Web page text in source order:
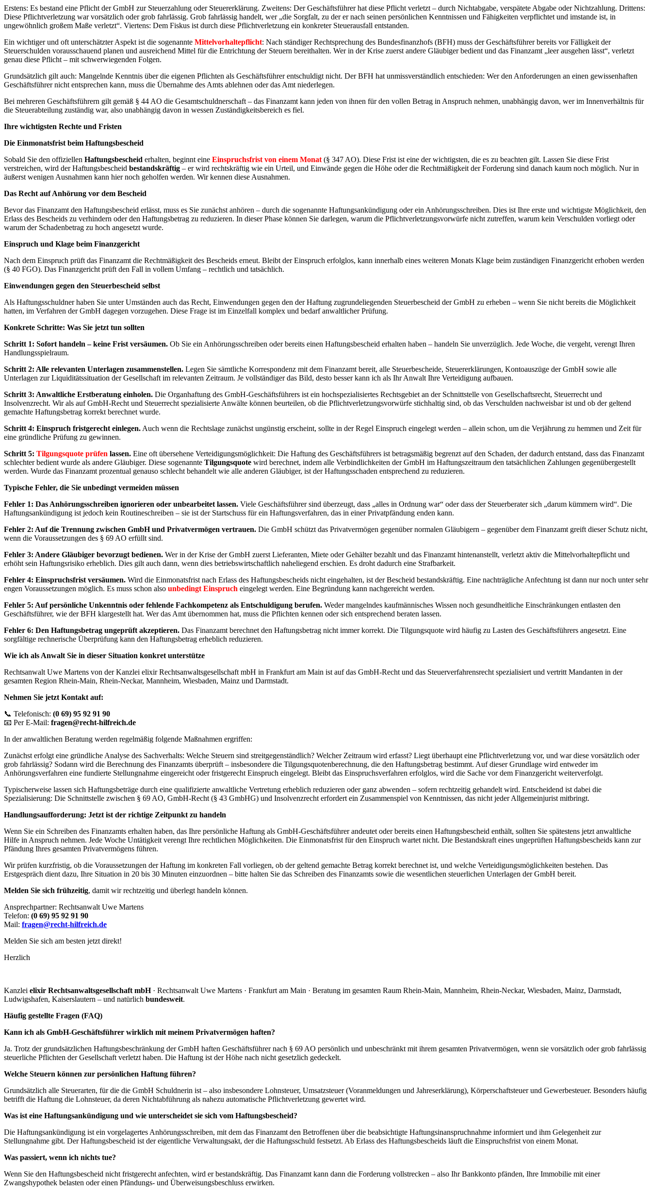
Erstens: Es bestand eine Pflicht der GmbH zur Steuerzahlung oder Steuererklärung. Zweitens: Der Geschäftsführer hat diese Pflicht verletzt – durch Nichtabgabe, verspätete Abgabe oder Nichtzahlung. Drittens:
Diese Pflichtverletzung war vorsätzlich oder grob fahrlässig. Grob fahrlässig handelt, wer „die Sorgfalt, zu der er nach seinen persönlichen Kenntnissen und Fähigkeiten verpflichtet und imstande ist, in
ungewöhnlich großem Maße verletzt“. Viertens: Dem Fiskus ist durch diese Pflichtverletzung ein konkreter Steuerausfall entstanden.
Ein wichtiger und oft unterschätzter Aspekt ist die sogenannte Mittelvorhaltepflicht: Nach ständiger Rechtsprechung des Bundesfinanzhofs (BFH) muss der Geschäftsführer bereits vor Fälligkeit der
Steuerschulden vorausschauend planen und ausreichend Mittel für die Entrichtung der Steuern bereithalten. Wer in der Krise zuerst andere Gläubiger bedient und das Finanzamt „leer ausgehen lässt“, verletzt
genau diese Pflicht – mit schwerwiegenden Folgen.
Grundsätzlich gilt auch: Mangelnde Kenntnis über die eigenen Pflichten als Geschäftsführer entschuldigt nicht. Der BFH hat unmissverständlich entschieden: Wer den Anforderungen an einen gewissenhaften
Geschäftsführer nicht entsprechen kann, muss die Übernahme des Amts ablehnen oder das Amt niederlegen.
Bei mehreren Geschäftsführern gilt gemäß § 44 AO die Gesamtschuldnerschaft – das Finanzamt kann jeden von ihnen für den vollen Betrag in Anspruch nehmen, unabhängig davon, wer im Innenverhältnis für
die Steuerabteilung zuständig war, also unabhängig davon in wessen Zuständigkeitsbereich es fiel.
Ihre wichtigsten Rechte und Fristen
Die Einmonatsfrist beim Haftungsbescheid
Sobald Sie den offiziellen Haftungsbescheid erhalten, beginnt eine Einspruchsfrist von einem Monat(§ 347 AO). Diese Frist ist eine der wichtigsten, die es zu beachten gilt. Lassen Sie diese Frist
verstreichen, wird der Haftungsbescheid bestandskräftig – er wird rechtskräftig wie ein Urteil, und Einwände gegen die Höhe oder die Rechtmäßigkeit der Forderung sind danach kaum noch möglich. Nur in
äußerst wenigen Ausnahmen kann hier noch geholfen werden. Wir kennen diese Ausnahmen.
Das Recht auf Anhörung vor dem Bescheid
Bevor das Finanzamt den Haftungsbescheid erlässt, muss es Sie zunächst anhören – durch die sogenannte Haftungsankündigung oder ein Anhörungsschreiben. Dies ist Ihre erste und wichtigste Möglichkeit, den
Erlass des Bescheids zu verhindern oder den Haftungsbetrag zu reduzieren. In dieser Phase können Sie darlegen, warum die Pflichtverletzungsvorwürfe nicht zutreffen, warum kein Verschulden vorliegt oder
warum der Schadenbetrag zu hoch angesetzt wurde.
Einspruch und Klage beim Finanzgericht
Nach dem Einspruch prüft das Finanzamt die Rechtmäßigkeit des Bescheids erneut. Bleibt der Einspruch erfolglos, kann innerhalb eines weiteren Monats Klage beim zuständigen Finanzgericht erhoben werden
(§ 40 FGO). Das Finanzgericht prüft den Fall in vollem Umfang – rechtlich und tatsächlich.
Einwendungen gegen den Steuerbescheid selbst
Als Haftungsschuldner haben Sie unter Umständen auch das Recht, Einwendungen gegen den der Haftung zugrundeliegenden Steuerbescheid der GmbH zu erheben – wenn Sie nicht bereits die Möglichkeit
hatten, im Verfahren der GmbH dagegen vorzugehen. Diese Frage ist im Einzelfall komplex und bedarf anwaltlicher Prüfung.
Konkrete Schritte: Was Sie jetzt tun sollten
Schritt 1: Sofort handeln – keine Frist versäumen. Ob Sie ein Anhörungsschreiben oder bereits einen Haftungsbescheid erhalten haben – handeln Sie unverzüglich. Jede Woche, die vergeht, verengt Ihren
Handlungsspielraum.
Schritt 2: Alle relevanten Unterlagen zusammenstellen. Legen Sie sämtliche Korrespondenz mit dem Finanzamt bereit, alle Steuerbescheide, Steuererklärungen, Kontoauszüge der GmbH sowie alle
Unterlagen zur Liquiditätssituation der Gesellschaft im relevanten Zeitraum. Je vollständiger das Bild, desto besser kann ich als Ihr Anwalt Ihre Verteidigung aufbauen.
Schritt 3: Anwaltliche Erstberatung einholen. Die Organhaftung des GmbH-Geschäftsführers ist ein hochspezialisiertes Rechtsgebiet an der Schnittstelle von Gesellschaftsrecht, Steuerrecht und
Insolvenzrecht. Wir als auf GmbH-Recht und Steuerrecht spezialisierte Anwälte können beurteilen, ob die Pflichtverletzungsvorwürfe stichhaltig sind, ob das Verschulden nachweisbar ist und ob der geltend
gemachte Haftungsbetrag korrekt berechnet wurde.
Schritt 4: Einspruch fristgerecht einlegen.Auch wenn die Rechtslage zunächst ungünstig erscheint, sollte in der Regel Einspruch eingelegt werden – allein schon, um die Verjährung zu hemmen und Zeit für
eine gründliche Prüfung zu gewinnen.
Schritt 5: Tilgungsquote prüfen lassen. Eine oft übersehene Verteidigungsmöglichkeit: Die Haftung des Geschäftsführers ist betragsmäßig begrenzt auf den Schaden, der dadurch entstand, dass das Finanzamt
schlechter bedient wurde als andere Gläubiger. Diese sogenannte Tilgungsquote wird berechnet, indem alle Verbindlichkeiten der GmbH im Haftungszeitraum den tatsächlichen Zahlungen gegenübergestellt
werden. Wurde das Finanzamt prozentual genauso schlecht behandelt wie alle anderen Gläubiger, ist der Haftungsschaden entsprechend zu reduzieren.
Typische Fehler, die Sie unbedingt vermeiden müssen
Fehler 1: Das Anhörungsschreiben ignorieren oder unbearbeitet lassen. Viele Geschäftsführer sind überzeugt, dass „alles in Ordnung war“ oder dass der Steuerberater sich „darum kümmern wird“. Die
Haftungsankündigung ist jedoch kein Routineschreiben – sie ist der Startschuss für ein Haftungsverfahren, das in einer Privatpfändung enden kann.
Fehler 2: Auf die Trennung zwischen GmbH und Privatvermögen vertrauen. Die GmbH schützt das Privatvermögen gegenüber normalen Gläubigern – gegenüber dem Finanzamt greift dieser Schutz nicht,
wenn die Voraussetzungen des § 69 AO erfüllt sind.
Fehler 3: Andere Gläubiger bevorzugt bedienen. Wer in der Krise der GmbH zuerst Lieferanten, Miete oder Gehälter bezahlt und das Finanzamt hintenanstellt, verletzt aktiv die Mittelvorhaltepflicht und
erhöht sein Haftungsrisiko erheblich. Dies gilt auch dann, wenn dies betriebswirtschaftlich naheliegend erschien. Es droht dadurch eine Strafbarkeit.
Fehler 4: Einspruchsfrist versäumen. Wird die Einmonatsfrist nach Erlass des Haftungsbescheids nicht eingehalten, ist der Bescheid bestandskräftig. Eine nachträgliche Anfechtung ist dann nur noch unter sehr
engen Voraussetzungen möglich. Es muss schon also unbedingt Einspruch eingelegt werden. Eine Begründung kann nachgereicht werden.
Fehler 5: Auf persönliche Unkenntnis oder fehlende Fachkompetenz als Entschuldigung berufen. Weder mangelndes kaufmännisches Wissen noch gesundheitliche Einschränkungen entlasten den
Geschäftsführer, wie der BFH klargestellt hat. Wer das Amt übernommen hat, muss die Pflichten kennen oder sich entsprechend beraten lassen.
Fehler 6: Den Haftungsbetrag ungeprüft akzeptieren. Das Finanzamt berechnet den Haftungsbetrag nicht immer korrekt. Die Tilgungsquote wird häufig zu Lasten des Geschäftsführers angesetzt. Eine
sorgfältige rechnerische Überprüfung kann den Haftungsbetrag erheblich reduzieren.
Wie ich als Anwalt Sie in dieser Situation konkret unterstütze
Rechtsanwalt Uwe Martens von der Kanzlei elixir Rechtsanwaltsgesellschaft mbH in Frankfurt am Main ist auf das GmbH-Recht und das Steuerverfahrensrecht spezialisiert und vertritt Mandanten in der
gesamten Region Rhein-Main, Rhein-Neckar, Mannheim, Wiesbaden, Mainz und Darmstadt.
Nehmen Sie jetzt Kontakt auf:
📞 Telefonisch: (0 69) 95 92 91 90
📧 Per E-Mail: fragen@recht-hilfreich.de
In der anwaltlichen Beratung werden regelmäßig folgende Maßnahmen ergriffen:
Zunächst erfolgt eine gründliche Analyse des Sachverhalts: Welche Steuern sind streitgegenständlich? Welcher Zeitraum wird erfasst? Liegt überhaupt eine Pflichtverletzung vor, und war diese vorsätzlich oder
grob fahrlässig? Sodann wird die Berechnung des Finanzamts überprüft – insbesondere die Tilgungsquotenberechnung, die den Haftungsbetrag bestimmt. Auf dieser Grundlage wird entweder im
Anhörungsverfahren eine fundierte Stellungnahme eingereicht oder fristgerecht Einspruch eingelegt. Bleibt das Einspruchsverfahren erfolglos, wird die Sache vor dem Finanzgericht weiterverfolgt.
Typischerweise lassen sich Haftungsbeträge durch eine qualifizierte anwaltliche Vertretung erheblich reduzieren oder ganz abwenden – sofern rechtzeitig gehandelt wird. Entscheidend ist dabei die
Spezialisierung: Die Schnittstelle zwischen § 69 AO, GmbH-Recht (§ 43 GmbHG) und Insolvenzrecht erfordert ein Zusammenspiel von Kenntnissen, das nicht jeder Allgemeinjurist mitbringt.
Handlungsaufforderung: Jetzt ist der richtige Zeitpunkt zu handeln
Wenn Sie ein Schreiben des Finanzamts erhalten haben, das Ihre persönliche Haftung als GmbH-Geschäftsführer andeutet oder bereits einen Haftungsbescheid enthält, sollten Sie spätestens jetzt anwaltliche
Hilfe in Anspruch nehmen. Jede Woche Untätigkeit verengt Ihre rechtlichen Möglichkeiten. Die Einmonatsfrist für den Einspruch wartet nicht. Die Bestandskraft eines ungeprüften Haftungsbescheids kann zur
Pfändung Ihres gesamten Privatvermögens führen.
Wir prüfen kurzfristig, ob die Voraussetzungen der Haftung im konkreten Fall vorliegen, ob der geltend gemachte Betrag korrekt berechnet ist, und welche Verteidigungsmöglichkeiten bestehen. Das
Erstgespräch dient dazu, Ihre Situation in 20 bis 30 Minuten einzuordnen – bitte halten Sie das Schreiben des Finanzamts sowie die wesentlichen steuerlichen Unterlagen der GmbH bereit.
Melden Sie sich frühzeitig, damit wir rechtzeitig und überlegt handeln können.
Ansprechpartner: Rechtsanwalt Uwe Martens
Telefon: (0 69) 95 92 91 90
Mail: fragen@recht-hilfreich.de
Melden Sie sich am besten jetzt direkt!
Herzlich
Kanzlei elixir Rechtsanwaltsgesellschaft mbH· Rechtsanwalt Uwe Martens · Frankfurt am Main · Beratung im gesamten Raum Rhein-Main, Mannheim, Rhein-Neckar, Wiesbaden, Mainz, Darmstadt,
Ludwigshafen, Kaiserslautern – und natürlich bundesweit.
Häufig gestellte Fragen (FAQ)
Kann ich als GmbH-Geschäftsführer wirklich mit meinem Privatvermögen haften?
Ja. Trotz der grundsätzlichen Haftungsbeschränkung der GmbH haften Geschäftsführer nach § 69 AO persönlich und unbeschränkt mit ihrem gesamten Privatvermögen, wenn sie vorsätzlich oder grob fahrlässig
steuerliche Pflichten der Gesellschaft verletzt haben. Die Haftung ist der Höhe nach nicht gesetzlich gedeckelt.
Welche Steuern können zur persönlichen Haftung führen?
Grundsätzlich alle Steuerarten, für die die GmbH Schuldnerin ist – also insbesondere Lohnsteuer, Umsatzsteuer (Voranmeldungen und Jahreserklärung), Körperschaftsteuer und Gewerbesteuer. Besonders häufig
betrifft die Haftung die Lohnsteuer, da deren Nichtabführung als nahezu automatische Pflichtverletzung gewertet wird.
Was ist eine Haftungsankündigung und wie unterscheidet sie sich vom Haftungsbescheid?
Die Haftungsankündigung ist ein vorgelagertes Anhörungsschreiben, mit dem das Finanzamt den Betroffenen über die beabsichtigte Haftungsinanspruchnahme informiert und ihm Gelegenheit zur
Stellungnahme gibt. Der Haftungsbescheid ist der eigentliche Verwaltungsakt, der die Haftungsschuld festsetzt. Ab Erlass des Haftungsbescheids läuft die Einspruchsfrist von einem Monat.
Was passiert, wenn ich nichts tue?
Wenn Sie den Haftungsbescheid nicht fristgerecht anfechten, wird er bestandskräftig. Das Finanzamt kann dann die Forderung vollstrecken – also Ihr Bankkonto pfänden, Ihre Immobilie mit einer
Zwangshypothek belasten oder einen Pfändungs- und Überweisungsbeschluss erwirken.